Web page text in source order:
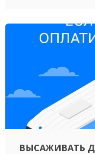
ВЫСАЖИВАТЬ